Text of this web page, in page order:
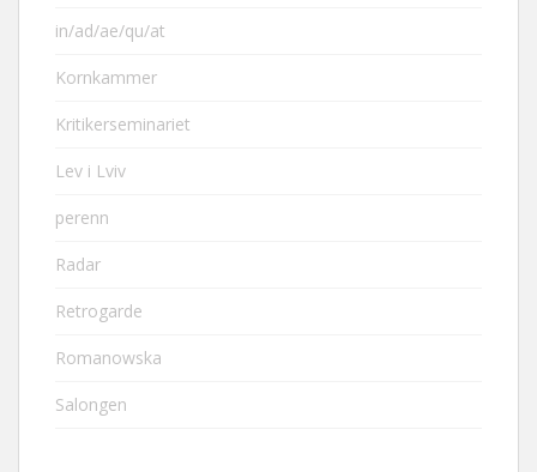
in/ad/ae/qu/at
Kornkammer
Kritikerseminariet
Lev i Lviv
perenn
Radar
Retrogarde
Romanowska
Salongen